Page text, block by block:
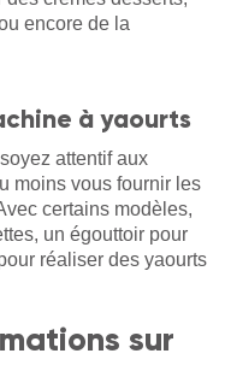
encore de la
à yaourts
attentif aux
moins vous fournir les
certains modèles,
un égouttoir pour
réaliser des yaourts
sur